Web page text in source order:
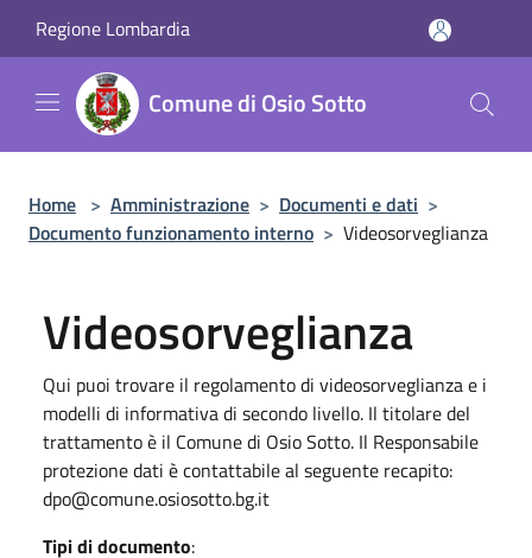
Regione Lombardia
Comune di Osio Sotto
Home > Amministrazione > Documenti e dati >
Documento funzionamento interno > Videosorveglianza
Videosorveglianza
Qui puoi trovare il regolamento di videosorveglianza e i
modelli di informativa di secondo livello. Il titolare del
trattamento è il Comune di Osio Sotto. Il Responsabile
protezione dati è contattabile al seguente recapito:
dpo@comune.osiosotto.bg.it
Tipi di documento: